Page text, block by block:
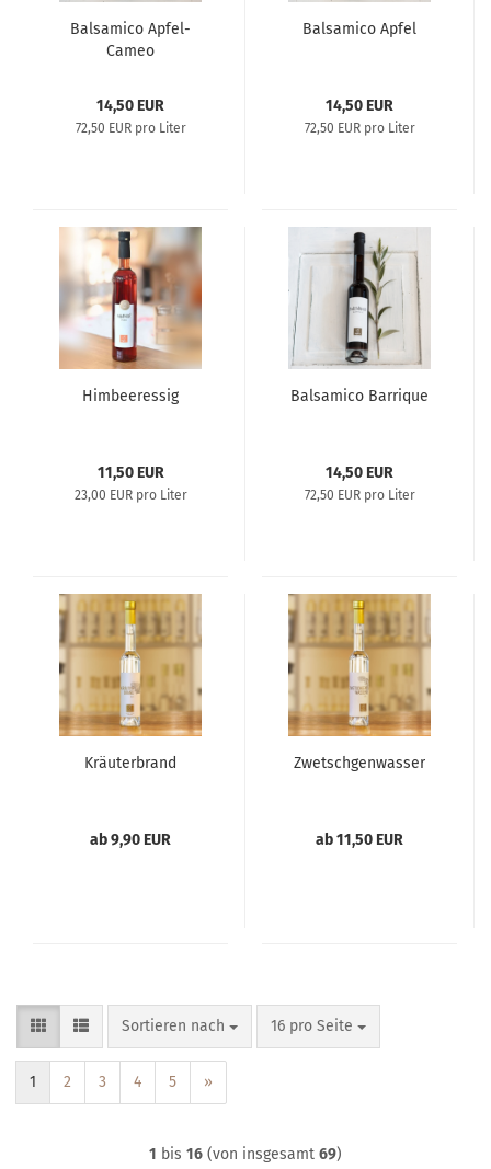
Bal­sa­mi­co Apfel-​​
Cameo
14,50 EUR
72,50 EUR pro Liter
Bal­sa­mi­co Apfel
14,50 EUR
72,50 EUR pro Liter
Him­bee­res­sig
11,50 EUR
23,00 EUR pro Liter
Bal­sa­mi­co Bar­ri­que
14,50 EUR
72,50 EUR pro Liter
Kräu­ter­brand
ab 9,90 EUR
Zwetsch­gen­was­ser
ab 11,50 EUR
Sortieren nach
Sortieren nach 16 pro Seite
pro Seite
1 2 3 4 5 »
1 bis 16 (von insgesamt 69)